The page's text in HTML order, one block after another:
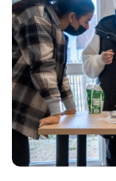
Views